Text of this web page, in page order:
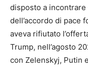
disposto a
dell’accordo di pace
aveva rifiutato
Trump, nell’agosto
con Zelenskyj, Putin